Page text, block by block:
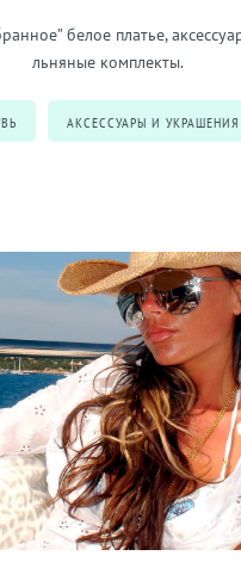
белое платье,
льняные комплекты.
АКСЕССУАРЫ И УКРАШЕНИЯ